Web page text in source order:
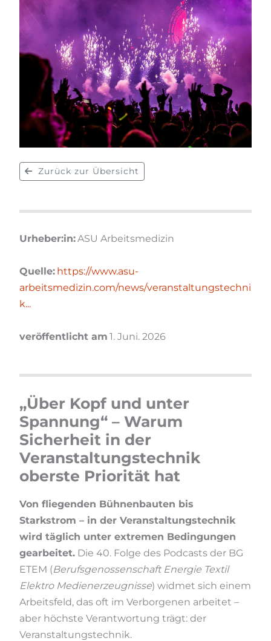
Zurück zur Übersicht
Urheber:in:ASU Arbeitsmedizin
Quelle: https://www.asu-
arbeitsmedizin.com/news/veranstaltungstechni
k...
veröffentlicht am 1. Juni. 2026
„Über Kopf und unter
Spannung“ – Warum
Sicherheit in der
Veranstaltungstechnik
oberste Priorität hat
Von fliegenden Bühnenbauten bis
Starkstrom – in der Veranstaltungstechnik
wird täglich unter extremen Bedingungen
gearbeitet. Die 40. Folge des Podcasts der BG
ETEM (Berufsgenossenschaft Energie Textil
Elektro Medienerzeugnisse) widmet sich einem
Arbeitsfeld, das oft im Verborgenen arbeitet –
aber höchste Verantwortung trägt: der
Veranstaltungstechnik.